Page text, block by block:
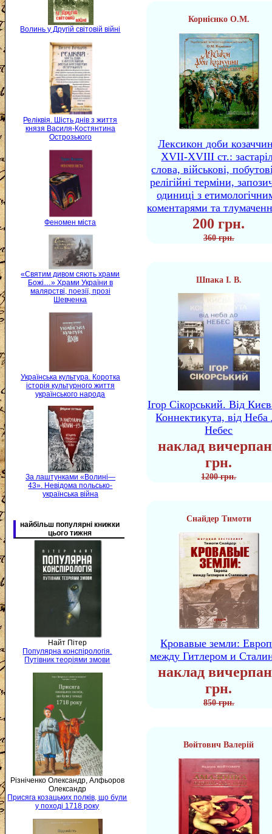
Волинь у Другій світовій війні
Реліквія. Шість днів з життя
князя Василя-Костянтина
Острозького
Феномен міста
«Святим дивом сяють храми
Божі…» Храми України в
малярстві, поезії, прозі
Шевченка
Українська культура. Коротка
історія культурного життя
українського народа
За лаштунками «Волині—
43». Невідома польсько-
українська війна
найбільш популярні книжки
цього тижня
Найт Пітер
Популярна конспірологія.
Путівник теоріями змови
Різніченко Олександр, Алфьоров
Олександр
Присяга козацьких полків, що були
у поході 1718 року
Корнієнко О.М.
Лексикон доби
XVII-XVIII ст.:
слова, військові,
релігійні терміни,
одиниці з
коментарями та
200 грн.
360 грн.
Шпака І. В.
Ігор Сікорський. Від
Коннектикута, від Неба
Небес
наклад
грн.
1200 грн.
Снайдер Тимоти
Кровавые земли:
между Гитлером и
наклад
грн.
850 грн.
Войтович Валерій